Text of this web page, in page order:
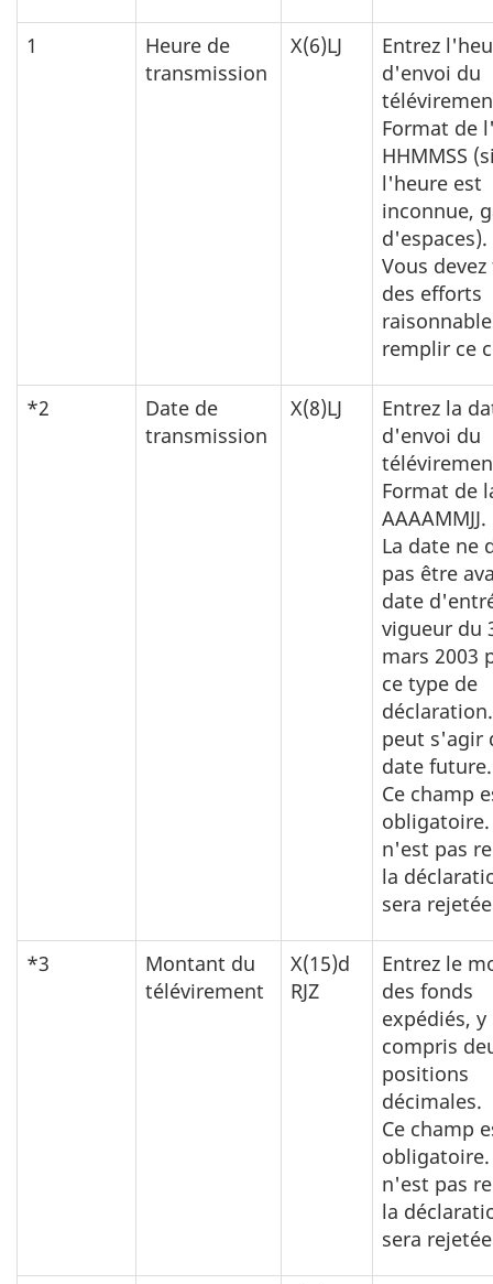
1
Heure de
transmission
X(6)LJ
Entrez
d'envoi du
Format de
HHMMSS
l'heure est
inconnue,
d'espaces).
Vous
des efforts
remplir ce
*2
Date de
transmission
X(8)LJ
Entrez la
d'envoi du
Format de
AAAAMMJJ.
La date ne
pas être
date
vigueur du
mars 2003
ce type de
peut s'agir
date future.
Ce champ
n'est pas
la
sera
*3
Montant du
télévirement
X(15)d
RJZ
Entrez le
des fonds
expédiés, y
compris
positions
décimales.
Ce champ
n'est pas
la
sera